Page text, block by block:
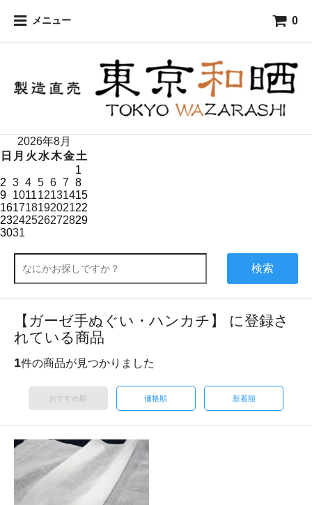
メニュー 0
2026年8月
日 月 火 水木金土
1
2 3 4 5 6 7 8
9 101112131415
16171819202122
23242526272829
3031
検索
【ガーゼ手ぬぐい・ハンカチ】 に登録さ
れている商品
1件の商品が見つかりました
おすすめ順 価格順 新着順